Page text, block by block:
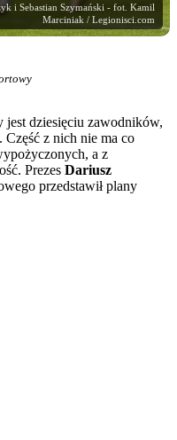
i Sebastian Szymański - fot. Kamil
Marciniak / Legionisci.com
dziesięciu zawodników,
z nich nie ma co
a z
Prezes Dariusz
przedstawił plany